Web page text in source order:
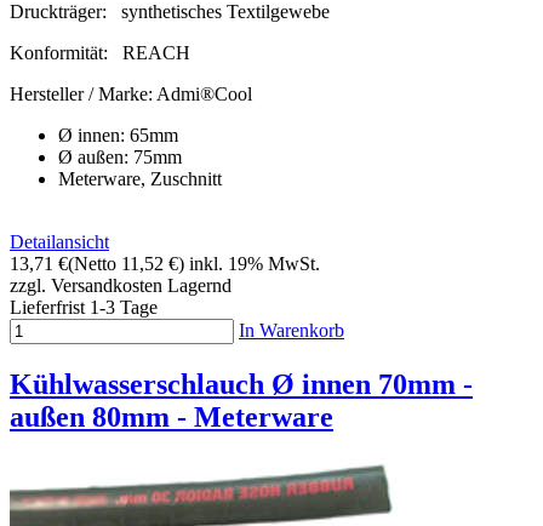
Druckträger:
synthetisches Textilgewebe
Konformität:
REACH
Hersteller / Marke: Admi®Cool
Ø innen: 65mm
Ø außen: 75mm
Meterware, Zuschnitt
Detailansicht
13,71 €(Netto 11,52 €) inkl. 19% MwSt.
zzgl. Versandkosten Lagernd
Lieferfrist 1-3 Tage
In Warenkorb
Kühlwasserschlauch Ø innen 70mm -
außen 80mm - Meterware